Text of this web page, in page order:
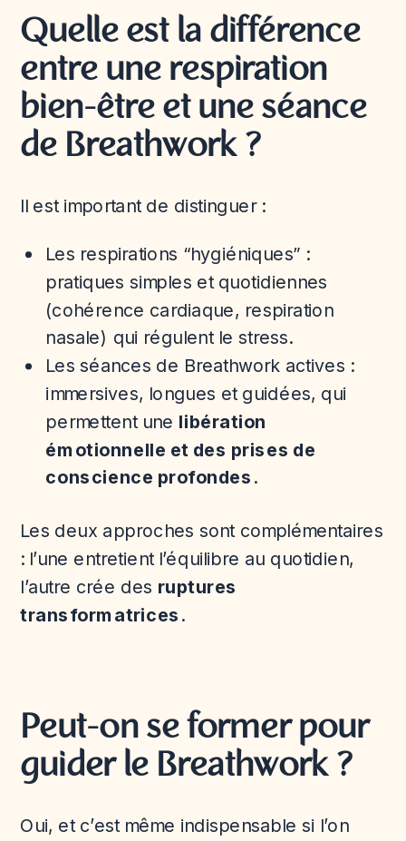
Quelle est la différence
entre une respiration
bien-être et une séance
de Breathwork ?
Il est important de distinguer :
Les respirations “hygiéniques” :
pratiques simples et quotidiennes
(cohérence cardiaque, respiration
nasale) qui régulent le stress.
Les séances de Breathwork actives :
immersives, longues et guidées, qui
permettent une libération
émotionnelle et des prises de
conscience profondes .
Les deux approches sont complémentaires
: l’une entretient l’équilibre au quotidien,
l’autre crée des ruptures
transformatrices .
Peut-on se former pour
guider le Breathwork ?
Oui, et c’est même indispensable si l’on